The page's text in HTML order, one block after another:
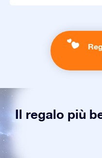
Il regalo più